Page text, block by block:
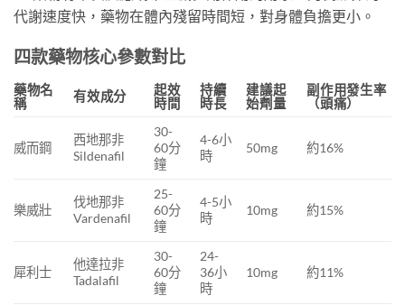
代謝速度快，藥物在體內殘留時間短，對身體負擔更小。
四款藥物核心參數對比
藥物名
稱
有效成分
起效
時間
持續
時長
建議起
始劑量
副作用發生率
（頭痛）
威而鋼
西地那非
Sildenafil
30-
60分
鐘
4-6小
時
50mg 約16%
樂威壯
伐地那非
Vardenafil
25-
60分
鐘
4-5小
時
10mg 約15%
犀利士
他達拉非
Tadalafil
30-
60分
鐘
24-
36小
時
10mg 約11%